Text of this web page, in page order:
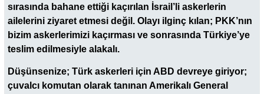
sırasında bahane ettiği kaçırılan İsrail’li askerlerin
ailelerini ziyaret etmesi değil. Olayı ilginç kılan; PKK’nın
bizim askerlerimizi kaçırması ve sonrasında Türkiye’ye
teslim edilmesiyle alakalı.
Düşünsenize; Türk askerleri için ABD devreye giriyor;
çuvalcı komutan olarak tanınan Amerikalı General